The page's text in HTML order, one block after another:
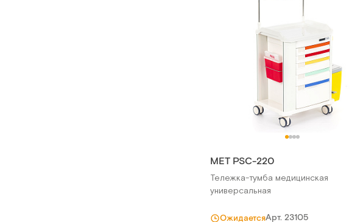
МЕТ PSC-220
Тележка-тумба медицинская
универсальная
ОжидаетсяАрт. 23105